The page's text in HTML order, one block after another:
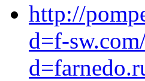
http://
d=f-